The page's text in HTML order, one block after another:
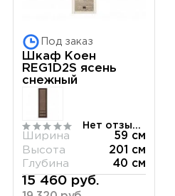
Под заказ
Шкаф Коен
REG1D2S ясень
снежный
Нет отзывов
Ширина
59 см
Высота
201 см
Глубина
40 см
15 460 руб.